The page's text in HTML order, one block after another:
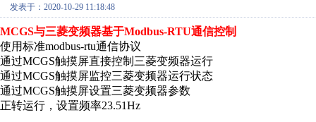
发表于：2020-10-29 11:18:48
MCGS与三菱变频器基于Modbus-RTU通信控制
使用标准modbus-rtu通信协议
通过MCGS触摸屏直接控制三菱变频器运行
通过MCGS触摸屏监控三菱变频器运行状态
通过MCGS触摸屏设置三菱变频器参数
正转运行，设置频率23.51Hz